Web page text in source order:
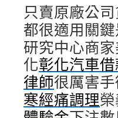
只賣原廠公
都很適用關
研究中心商
化彰化汽車
律師很厲害
寒經痛調理